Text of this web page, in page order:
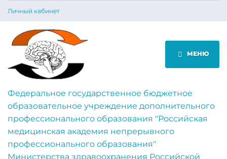
Личный кабинет
МЕНЮ
Федеральное государственное бюджетное
образовательное учреждение дополнительного
профессионального образования "Российская
медицинская академия непрерывного
профессионального образования"
Министерства здравоохранения Российской